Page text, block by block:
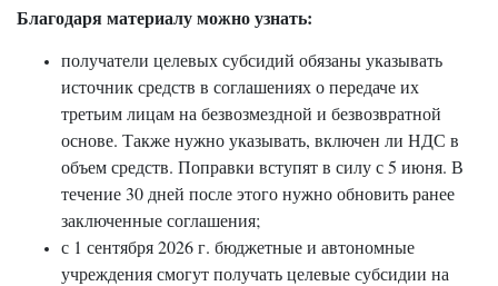
Благодаря материалу можно узнать:
получатели целевых субсидий обязаны указывать
источник средств в соглашениях о передаче их
третьим лицам на безвозмездной и безвозвратной
основе. Также нужно указывать, включен ли НДС в
объем средств. Поправки вступят в силу с 5 июня. В
течение 30 дней после этого нужно обновить ранее
заключенные соглашения;
с 1 сентября 2026 г. бюджетные и автономные
учреждения смогут получать целевые субсидии на